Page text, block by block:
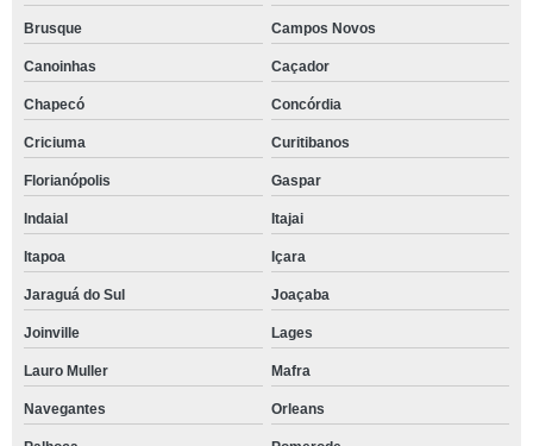
Brusque Campos Novos
Canoinhas Caçador
Chapecó Concórdia
Criciuma Curitibanos
Florianópolis Gaspar
Indaial Itajai
Itapoa Içara
Jaraguá do Sul Joaçaba
Joinville Lages
Lauro Muller Mafra
Navegantes Orleans